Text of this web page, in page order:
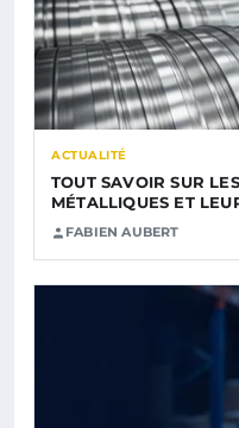
ACTUALITÉ
TOUT SAVOIR SUR
MÉTALLIQUES ET
FABIEN AUBERT